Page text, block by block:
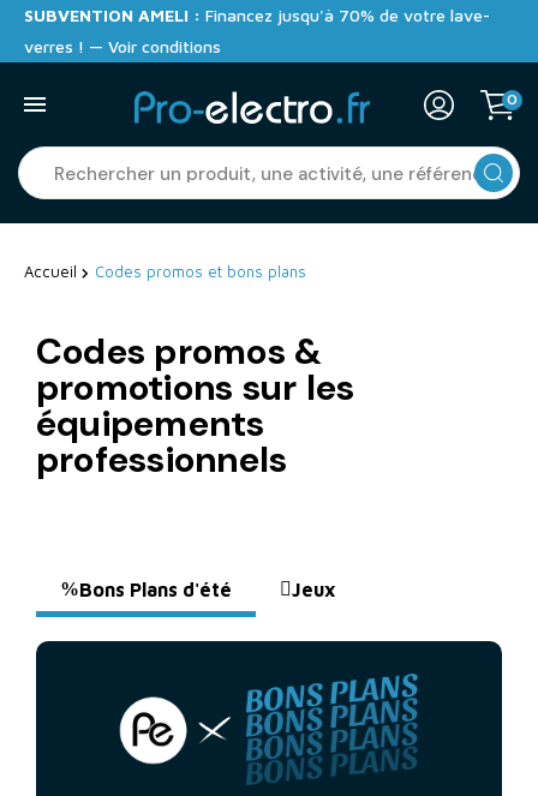
SUBVENTION AMELI : Financez jusqu'à 70% de votre lave-
verres ! — Voir conditions
0
Accueil Codes promos et bons plans
Codes promos &
promotions sur les
équipements
professionnels
Bons Plans d'été Jeux